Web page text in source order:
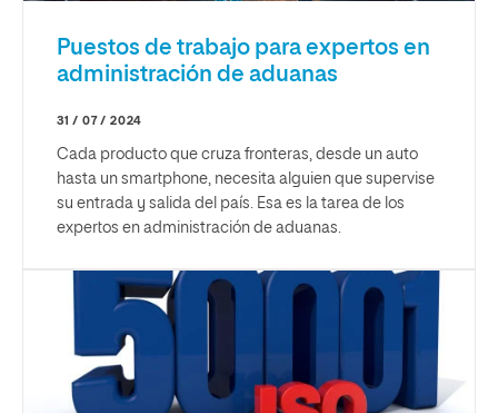
Puestos de trabajo para expertos en
administración de aduanas
31 / 07 / 2024
Cada producto que cruza fronteras, desde un auto
hasta un smartphone, necesita alguien que supervise
su entrada y salida del país. Esa es la tarea de los
expertos en administración de aduanas.